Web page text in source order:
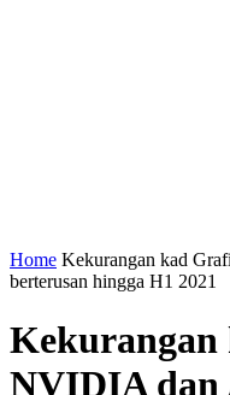
Home Kekurangan kad
berterusan hingga H1 2021
NVIDIA